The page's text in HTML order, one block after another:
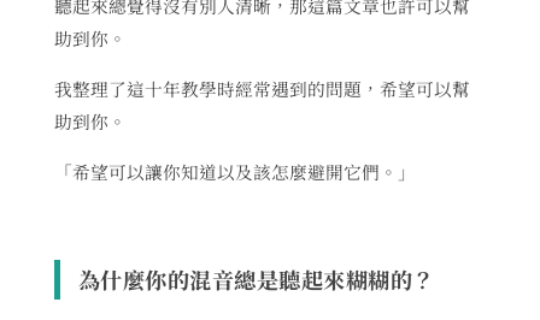
聽起來總覺得沒有別人清晰，那這篇文章也許可以幫
助到你。
我整理了這十年教學時經常遇到的問題，希望可以幫
助到你。
「希望可以讓你知道以及該怎麼避開它們。」
為什麼你的混音總是聽起來糊糊的？